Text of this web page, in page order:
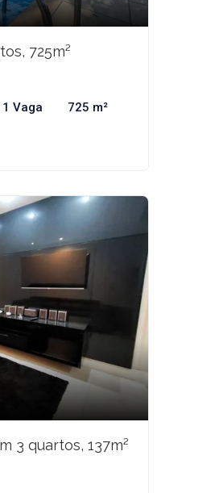
725m²
1 Vaga 725 m²
3 quartos, 137m²